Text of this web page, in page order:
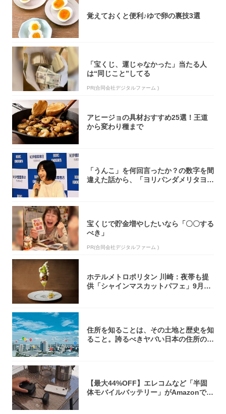
覚えておくと便利♪ゆで卵の裏技3選
「宝くじ、運じゃなかった」当たる人
は“同じこと”してる
PR(合同会社デジタルファーム )
アヒージョの具材おすすめ25選！王道
から変わり種まで
「うんこ」を何回言ったか？の数字を間
違えた話から、「ヨリパンダメリタヨコ
宝くじで貯金増やしたいなら「〇〇する
べき」
PR(合同会社デジタルファーム )
ホテルメトロポリタン 川崎：夜帯も提
供「シャインマスカットパフェ」9月1
住所を知ることは、その土地と歴史を知
ること。誇るべきヤバい日本の住所の世
【最大44%OFF】エレコムなど「半固
体モバイルバッテリー」がAmazonで安